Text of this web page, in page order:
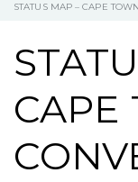
STATUS MAP – CAPE
CAPE